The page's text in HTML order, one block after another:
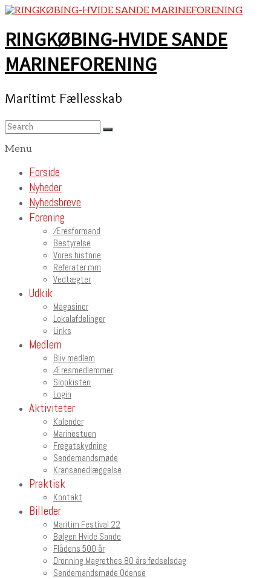
Skip
content
RINGKØBING-HVIDE SANDE
MARINEFORENING
Maritimt Fællesskab
Menu
Forside
Nyheder
Nyhedsbreve
Forening
Æresformand
Bestyrelse
Vores historie
Referater mm
Vedtægter
Udkik
Magasiner
Lokalafdelinger
Links
Medlem
Bliv medlem
Æresmedlemmer
Slopkisten
Login
Aktiviteter
Kalender
Marinestuen
Fregatskydning
Sendemandsmøde
Kransenedlæggelse
Praktisk
Kontakt
Billeder
Maritim Festival 22
Bølgen Hvide Sande
Flådens 500 år
Dronning Magrethes 80 års fødselsdag
Sendemandsmøde Odense